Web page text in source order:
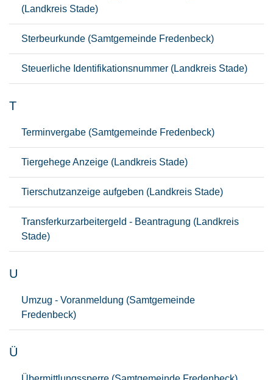
(Landkreis Stade)
Sterbeurkunde (Samtgemeinde Fredenbeck)
Steuerliche Identifikationsnummer (Landkreis Stade)
T
Terminvergabe (Samtgemeinde Fredenbeck)
Tiergehege Anzeige (Landkreis Stade)
Tierschutzanzeige aufgeben (Landkreis Stade)
Transferkurzarbeitergeld - Beantragung (Landkreis
Stade)
U
Umzug - Voranmeldung (Samtgemeinde
Fredenbeck)
Ü